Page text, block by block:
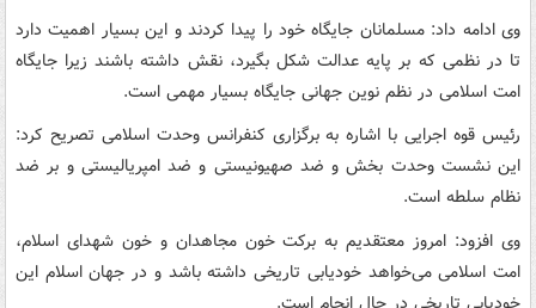
وی ادامه داد: مسلمانان جایگاه خود را پیدا کردند و این بسیار اهمیت دارد
تا در نظمی که بر پایه عدالت شکل بگیرد، نقش داشته باشند زیرا جایگاه
امت اسلامی در نظم نوین جهانی جایگاه بسیار مهمی است.
رئیس قوه اجرایی با اشاره به برگزاری کنفرانس وحدت اسلامی تصریح کرد:
این نشست وحدت بخش و ضد صهیونیستی و ضد امپریالیستی و بر ضد
نظام سلطه است.
وی افزود: امروز معتقدیم به برکت خون مجاهدان و خون شهدای اسلام،
امت اسلامی می‌خواهد خودیابی تاریخی داشته باشد و در جهان اسلام این
خودیابی تاریخی در حال انجام است.